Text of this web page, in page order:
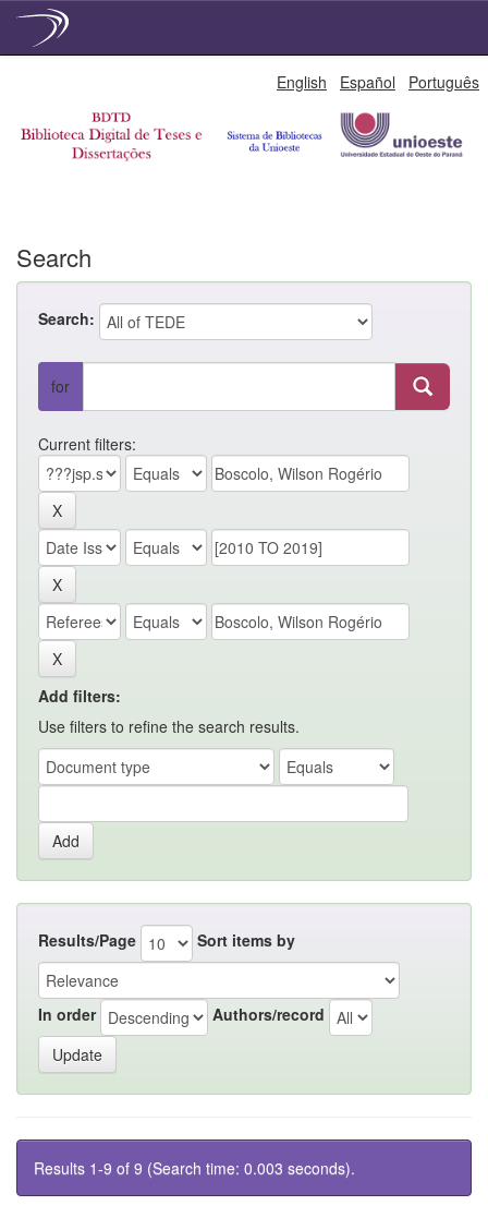
English Español Português
Search
Search:
for
Current filters:
Add filters:
Use filters to refine the search results.
Results/Page Sort items by
In order Authors/record
Results 1-9 of 9 (Search time: 0.003 seconds).